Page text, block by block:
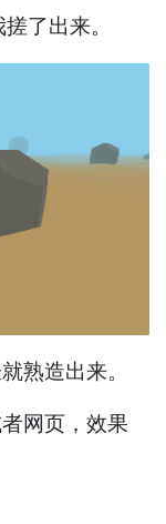
了出来。
熟造出来。
网页，效果